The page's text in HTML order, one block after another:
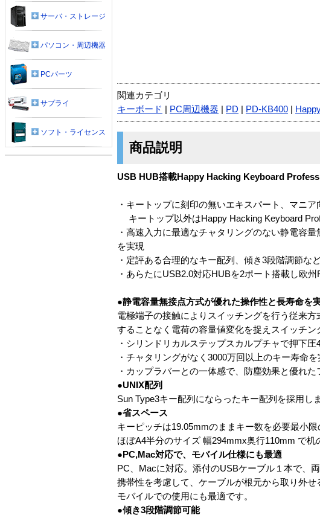
関連カテゴリ
キーボード
PC周辺機器 PD PD-KB400
商品説明
USB HUB搭載Happy Hacking Keyboard
・キートップに刻印の無いエキスパート、マニア
キートップ以外はHappy Hacking Keyboard
・高速入力に最適なチャタリングのない静電容
を実現
・定評ある合理的なキー配列、傾き3段階調節
・あらたにUSB2.0対応HUBを2ポート搭載し欧
●静電容量無接点方式が優れた操作性と長寿命を
電極端子の接触によりスイッチングを行う従来
することなく電荷の容量値変化を捉えスイッチン
・シリンドリカルステップスカルプチャで押下
・チャタリングがなく3000万回以上のキー寿命を
・カップラバーとの一体感で、防塵効果と優れた
●UNIX配列
Sun Type3キー配列にならったキー配列を採用し
●省スペース
キーピッチは19.05mmのままキー数を必要最小限
ほぼA4半分のサイズ 幅294mmx奥行110mm で机
●PC,Mac対応で、モバイル仕様にも最適
PC、Macに対応。添付のUSBケーブル１本で、
携帯性を考慮して、ケーブルが根元から取り外せ
モバイルでの使用にも最適です。
●傾き3段階調節可能
サーバ・ストレージ
パソコン・周辺機器
PCパーツ
サプライ
ソフト・ライセンス